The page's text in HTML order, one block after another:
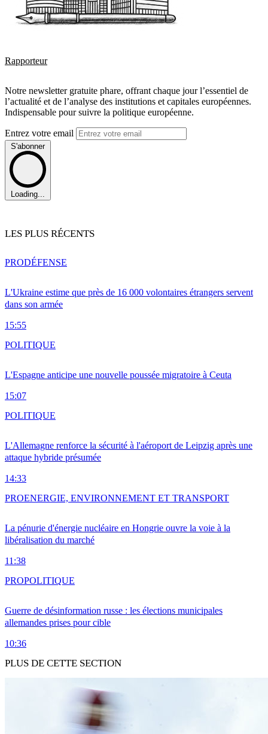
Rapporteur
Notre newsletter gratuite phare, offrant chaque jour l’essentiel de
l’actualité et de l’analyse des institutions et capitales européennes.
Indispensable pour suivre la politique européenne.
Entrez votre email
S'abonner
Loading...
LES PLUS RÉCENTS
L'Ukraine estime que près de 16 000 volontaires étrangers servent
dans son armée
15:55
PRODÉFENSE
L'Espagne anticipe une nouvelle poussée migratoire à Ceuta
15:07
POLITIQUE
L'Allemagne renforce la sécurité à l'aéroport de Leipzig après une
attaque hybride présumée
14:33
POLITIQUE
La pénurie d'énergie nucléaire en Hongrie ouvre la voie à la
libéralisation du marché
11:38
PROENERGIE, ENVIRONNEMENT ET TRANSPORT
Guerre de désinformation russe : les élections municipales
allemandes prises pour cible
10:36
PROPOLITIQUE
PLUS DE CETTE SECTION